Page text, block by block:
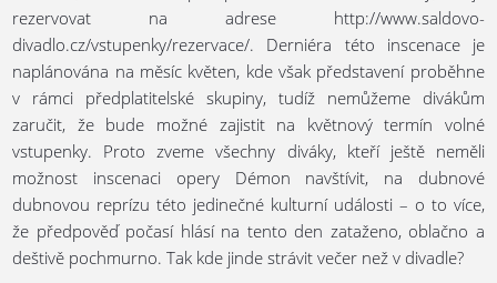
rezervovat na adrese http://www.saldovo-
divadlo.cz/vstupenky/rezervace/. Derniéra této inscenace je
naplánována na měsíc květen, kde však představení proběhne
v rámci předplatitelské skupiny, tudíž nemůžeme divákům
zaručit, že bude možné zajistit na květnový termín volné
vstupenky. Proto zveme všechny diváky, kteří ještě neměli
možnost inscenaci opery Démon navštívit, na dubnové
dubnovou reprízu této jedinečné kulturní události – o to více,
že předpověď počasí hlásí na tento den zataženo, oblačno a
deštivě pochmurno. Tak kde jinde strávit večer než v divadle?